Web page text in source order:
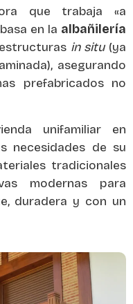
que trabaja «a
en la albañilería
in situ(ya
asegurando
prefabricados no
unifamiliar en
necesidades de su
tradicionales
modernas para
duradera y con un